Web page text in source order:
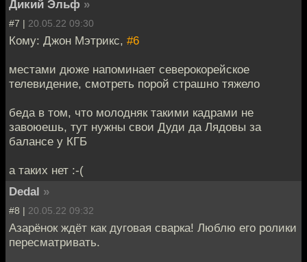
Дикий Эльф »
#7 | 20.05.22 09:30
Кому: Джон Мэтрикс, #6
местами дюже напоминает северокорейское
телевидение, смотреть порой страшно тяжело
беда в том, что молодняк такими кадрами не
завоюешь, тут нужны свои Дуди да Лядовы за
балансе у КГБ
а таких нет :-(
Dedal »
#8 | 20.05.22 09:32
Азарёнок ждёт как дуговая сварка! Люблю его ролики
пересматривать.